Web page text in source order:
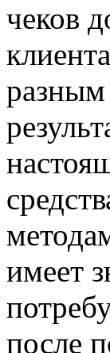
чеков
разным
имеет
после